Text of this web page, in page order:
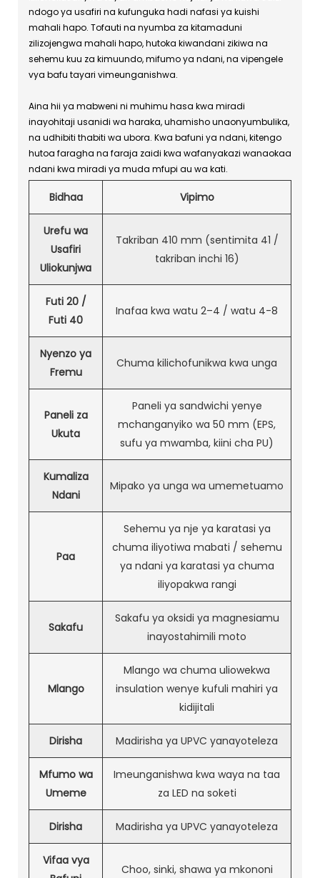
ndogo ya usafiri na kufunguka hadi nafasi ya kuishi
mahali hapo. Tofauti na nyumba za kitamaduni
zilizojengwa mahali hapo, hutoka kiwandani zikiwa na
sehemu kuu za kimuundo, mifumo ya ndani, na vipengele
vya bafu tayari vimeunganishwa.
Aina hii ya mabweni ni muhimu hasa kwa miradi
inayohitaji usanidi wa haraka, uhamisho unaonyumbulika,
na udhibiti thabiti wa ubora. Kwa bafuni ya ndani, kitengo
hutoa faragha na faraja zaidi kwa wafanyakazi wanaokaa
ndani kwa miradi ya muda mfupi au wa kati.
Bidhaa Vipimo
Urefu wa
Usafiri
Uliokunjwa
Takriban 410 mm (sentimita 41 /
takriban inchi 16)
Futi 20 /
Futi 40
Inafaa kwa watu 2–4 / watu 4-8
Nyenzo ya
Fremu
Chuma kilichofunikwa kwa unga
Paneli za
Ukuta
Paneli ya sandwichi yenye
mchanganyiko wa 50 mm (EPS,
sufu ya mwamba, kiini cha PU)
Kumaliza
Ndani
Mipako ya unga wa umemetuamo
Paa
Sehemu ya nje ya karatasi ya
chuma iliyotiwa mabati / sehemu
ya ndani ya karatasi ya chuma
iliyopakwa rangi
Sakafu
Sakafu ya oksidi ya magnesiamu
inayostahimili moto
Mlango
Mlango wa chuma uliowekwa
insulation wenye kufuli mahiri ya
kidijitali
Dirisha Madirisha ya UPVC yanayoteleza
Mfumo wa
Umeme
Imeunganishwa kwa waya na taa
za LED na soketi
Dirisha Madirisha ya UPVC yanayoteleza
Vifaa vya
Choo, sinki, shawa ya mkononi